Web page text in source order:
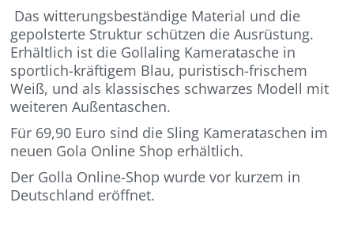
Das witterungsbeständige Material und die
gepolsterte Struktur schützen die Ausrüstung.
Erhältlich ist die Gollaling Kameratasche in
sportlich-kräftigem Blau, puristisch-frischem
Weiß, und als klassisches schwarzes Modell mit
weiteren Außentaschen.
Für 69,90 Euro sind die Sling Kamerataschen im
neuen Gola Online Shop erhältlich.
Der Golla Online-Shop wurde vor kurzem in
Deutschland eröffnet.